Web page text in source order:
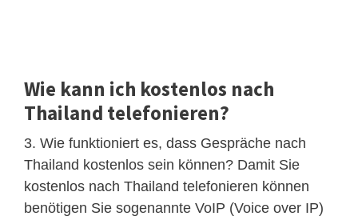
Wie kann ich kostenlos nach
Thailand telefonieren?
3. Wie funktioniert es, dass Gespräche nach
Thailand kostenlos sein können? Damit Sie
kostenlos nach Thailand telefonieren können
benötigen Sie sogenannte VoIP (Voice over IP)